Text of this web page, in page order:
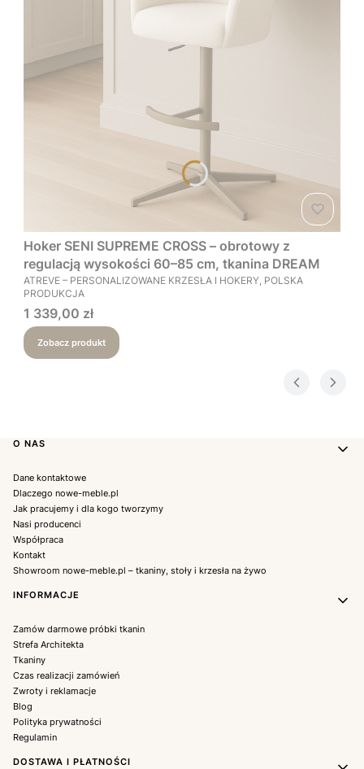
Hoker SENI SUPREME CROSS – obrotowy z
regulacją wysokości 60–85 cm, tkanina DREAM
PRODUCENT
ATREVE – PERSONALIZOWANE KRZESŁA I HOKERY, POLSKA
PRODUKCJA
Cena
1 339,00 zł
Zobacz produkt
Linki w stopce
O NAS
Dane kontaktowe
Dlaczego nowe-meble.pl
Jak pracujemy i dla kogo tworzymy
Nasi producenci
Współpraca
Kontakt
Showroom nowe-meble.pl – tkaniny, stoły i krzesła na żywo
INFORMACJE
Zamów darmowe próbki tkanin
Strefa Architekta
Tkaniny
Czas realizacji zamówień
Zwroty i reklamacje
Blog
Polityka prywatności
Regulamin
DOSTAWA I PŁATNOŚCI